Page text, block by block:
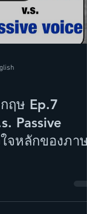
ฤษ Ep.7
Passive